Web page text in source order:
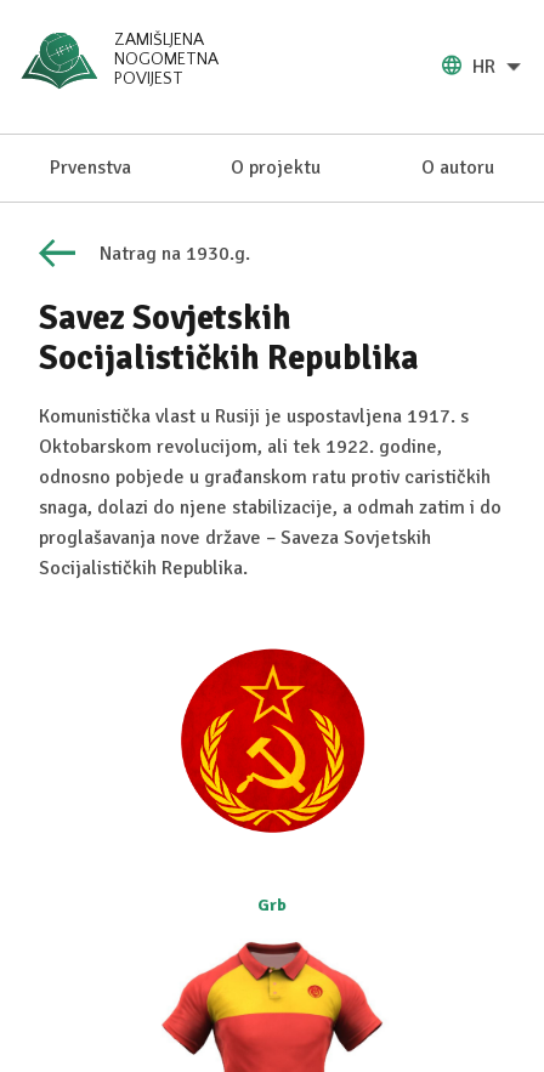
ZAMIŠLJENA
NOGOMETNA
POVIJEST
HR
Prvenstva O projektu O autoru
Natrag na 1930.g.
Savez Sovjetskih
Socijalističkih Republika
Komunistička vlast u Rusiji je uspostavljena 1917. s
Oktobarskom revolucijom, ali tek 1922. godine,
odnosno pobjede u građanskom ratu protiv carističkih
snaga, dolazi do njene stabilizacije, a odmah zatim i do
proglašavanja nove države – Saveza Sovjetskih
Socijalističkih Republika.
Grb